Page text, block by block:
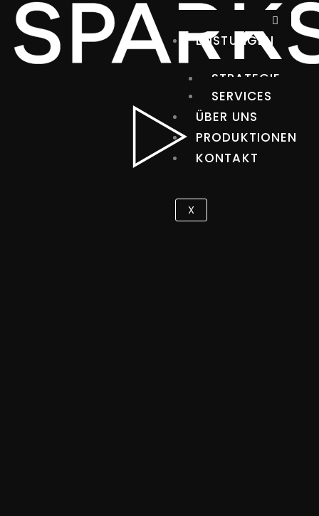
Zum
Inhalt
springen
LEISTUNGEN
STRATEGIE
SERVICES
ÜBER UNS
PRODUKTIONEN
KONTAKT
X